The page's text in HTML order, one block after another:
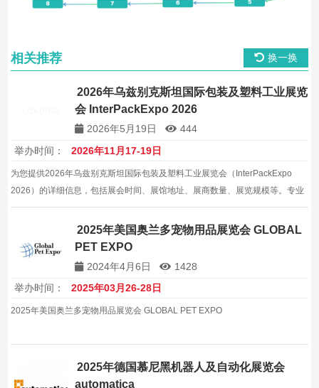
相关推荐 换一换
2026年乌兹别克斯坦国际包装及塑料工业展览
会 InterPackExpo 2026
2026年5月19日
444
举办时间：
2026年11月17-19日
为您提供2026年乌兹别克斯坦国际包装及塑料工业展览会（InterPackExpo
2026）的详细信息，包括展会时间、展馆地址、展商数量、展览规模等。专业
的展会信息服务，帮助企业拓展国际及全球包装机械市场。
2025年美国奥兰多宠物用品展览会 GLOBAL
PET EXPO
2024年4月6日
1428
举办时间：
2025年03月26-28日
2025年美国奥兰多宠物用品展览会 GLOBAL PET EXPO
2025年德国慕尼黑机器人及自动化展览会
automatica